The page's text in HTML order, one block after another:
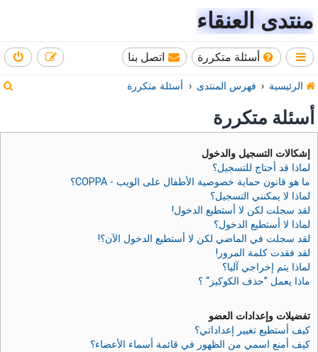
منتدى العنقاء
أسئلة متكررة اتصل بنا
الرئيسية فهرس المنتدى أسئلة متكررة
أسئلة متكررة
إشكالات التسجيل والدخول
لماذا قد أحتاج للتسجيل؟
ما هو قانون حماية خصوصية الأطفال على الويب - COPPA؟
لماذا لا يمكنني التسجيل؟
لقد سجلت لكن لا أستطيع الدخول!
لماذا لا أستطيع الدخول؟
لقد سجلت في الماضي لكن لا أستطيع الدخول الآن؟!
لقد فقدت كلمة المرور!
لماذا يتم إخراجي آليا؟
ماذا يعمل ”حذف الكوكيز“ ؟
تفضيلات وإعدادات العضو
كيف أستطيع تغيير إعداداتي؟
كيف أمنع اسمي من الظهور في قائمة أسماء الأعضاء؟